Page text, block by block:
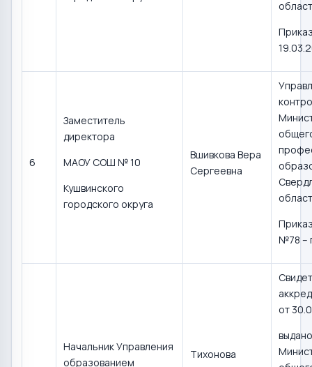
6
Заместитель
директора
МАОУ СОШ № 10
Кушвинского
городского округа
Вшивкова Вера
Сергеевна
№78 –
Начальник Управления
образованием
Тихонова
от
выдано